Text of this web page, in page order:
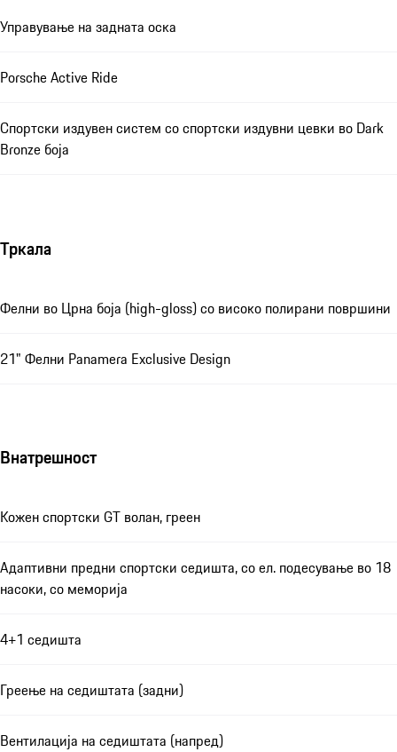
Управување на задната оска
Porsche Active Ride
Спортски издувен систем со спортски издувни цевки во Dark
Bronze боја
Тркала
Фелни во Црна боја (high-gloss) со високо полирани површини
21" Фелни Panamera Exclusive Design
Внатрешност
Кожен спортски GT волан, греен
Адаптивни предни спортски седишта, со ел. подесување во 18
насоки, со меморија
4+1 седишта
Греење на седиштата (задни)
Вентилација на седиштата (напред)